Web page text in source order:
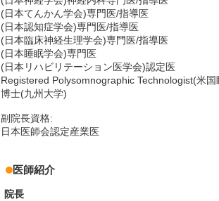
(日本てんかん学会)専門医/指導医
(日本認知症学会)専門医/指導医
(日本臨床神経生理学会)専門医/指導医
(日本睡眠学会)専門医
(日本リハビリテーション医学会)認定医
Registered Polysomnographic Technologist(米国
博士(九州大学)
副院長資格:
日本医師会認定産業医
医師紹介
院長